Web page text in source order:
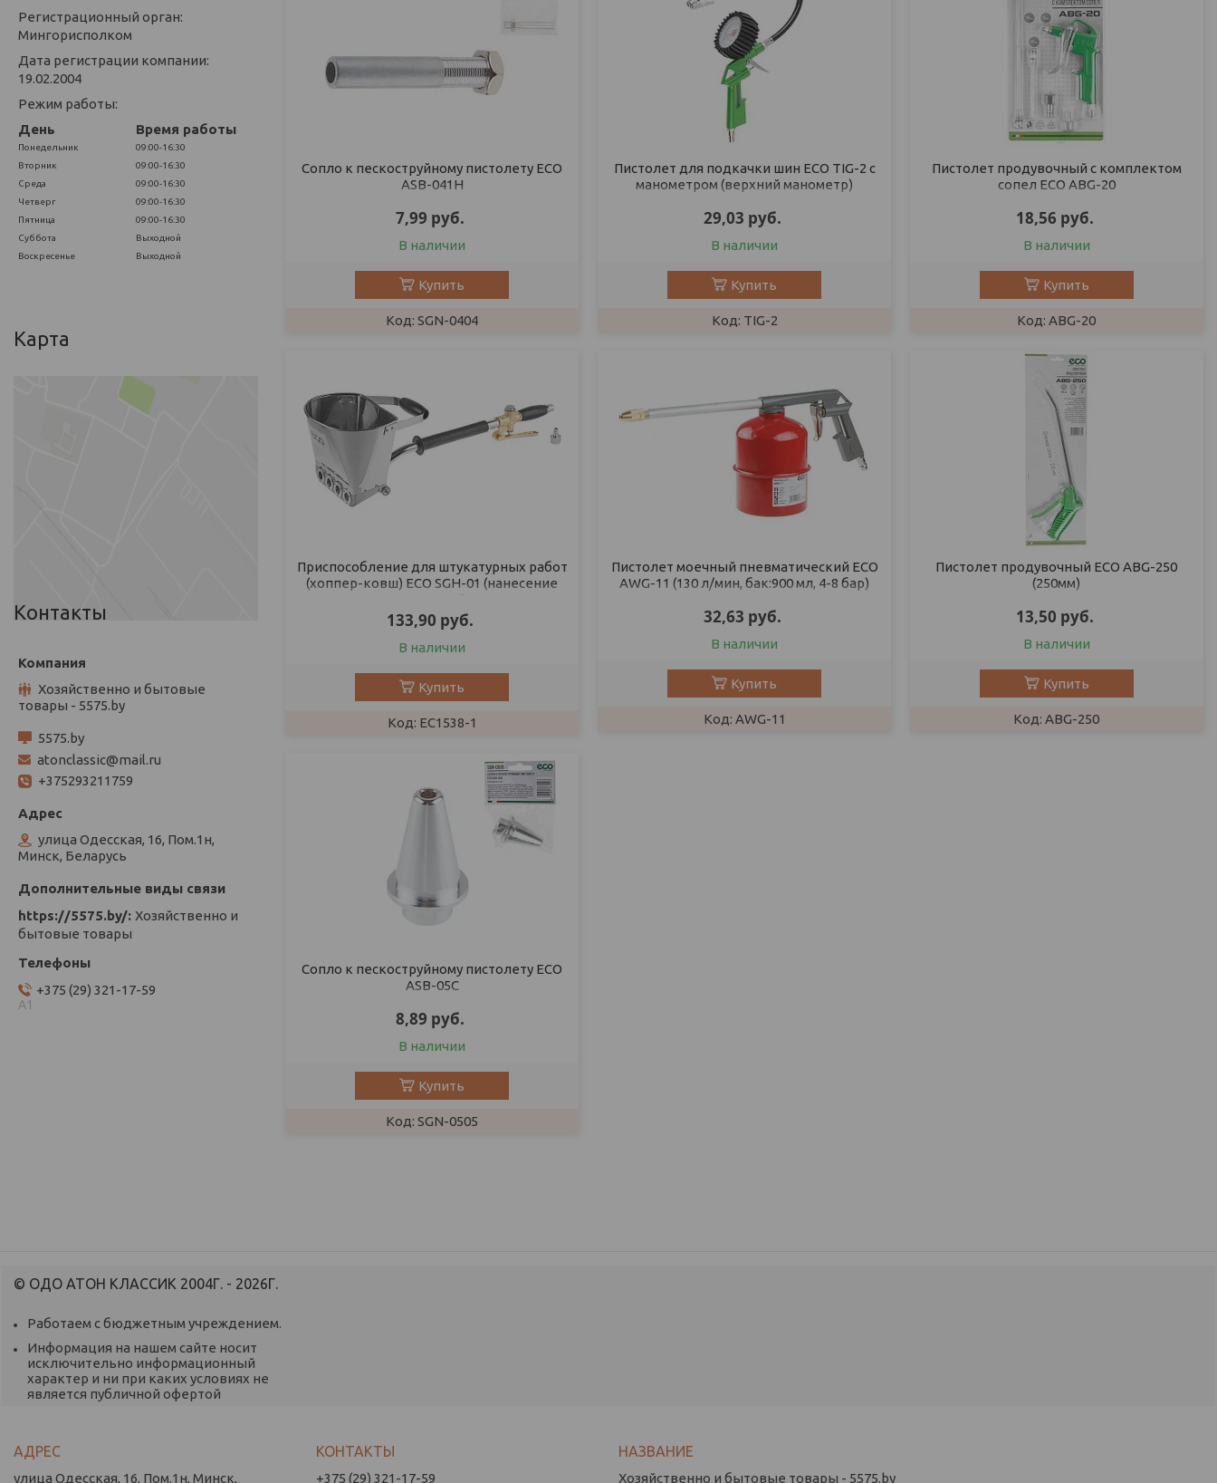
Сопло к пескоструйному пистолету ECO
ASB-041H
7,99 руб.
В наличии
Купить
SGN-0404
Пистолет для подкачки шин ECO TIG-2 с
манометром (верхний манометр)
29,03 руб.
В наличии
Купить
TIG-2
Пистолет продувочный c комплектом
сопел ECO ABG-20
18,56 руб.
В наличии
Купить
ABG-20
Приспособление для штукатурных работ
(хоппер-ковш) ECO SGH-01 (нанесение
строительных смесей, 4 сопла, 4-6
133,90 руб.
В наличии
Купить
EC1538-1
Пистолет моечный пневматический ECO
AWG-11 (130 л/мин, бак:900 мл, 4-8 бар)
32,63 руб.
В наличии
Купить
AWG-11
Пистолет продувочный ECO ABG-250
(250мм)
13,50 руб.
В наличии
Купить
ABG-250
Сопло к пескоструйному пистолету ECO
ASB-05C
8,89 руб.
В наличии
Купить
SGN-0505
Регистрационный орган:
Мингорисполком
Дата регистрации компании:
19.02.2004
Режим работы:
День
Время работы
Понедельник
09:00-16:30
Вторник
09:00-16:30
Среда
09:00-16:30
Четверг
09:00-16:30
Пятница
09:00-16:30
Суббота
Выходной
Воскресенье
Выходной
Карта
Контакты
Хозяйственно и бытовые
товары - 5575.by
5575.by
atonclassic@mail.ru
+375293211759
улица Одесская, 16, Пом.1н,
Минск, Беларусь
https://5575.by/ Хозяйственно и
бытовые товары
+375 (29) 321-17-59
А1
© ОДО АТОН КЛАССИК 2004Г. - 2026Г.
Работаем с бюджетным учреждением.
Информация на нашем сайте носит
исключительно информационный
характер и ни при каких условиях не
является публичной офертой
улица Одесская, 16, Пом.1н, Минск, +375 (29) 321-17-59 Хозяйственно и бытовые товары - 5575.by